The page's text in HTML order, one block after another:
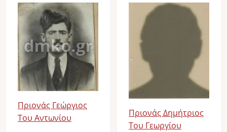
Image
Πριονάς Γεώργιος
Του Αντωνίου
Image
Πριονάς Δημήτριος
Του Γεωργίου